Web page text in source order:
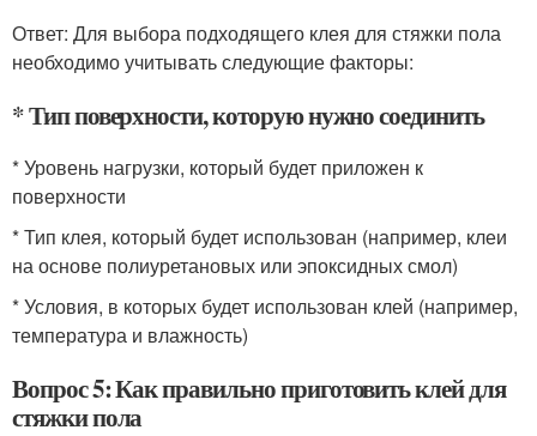
Ответ: Для выбора подходящего клея для стяжки пола
необходимо учитывать следующие факторы:
* Тип поверхности, которую нужно соединить
* Уровень нагрузки, который будет приложен к
поверхности
* Тип клея, который будет использован (например, клеи
на основе полиуретановых или эпоксидных смол)
* Условия, в которых будет использован клей (например,
температура и влажность)
Вопрос 5: Как правильно приготовить клей для
стяжки пола